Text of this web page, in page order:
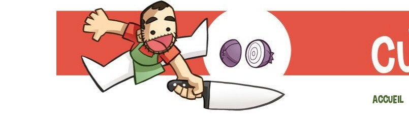
Accueil